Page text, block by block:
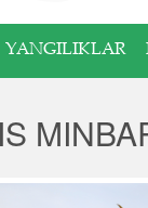
YANGILIKLAR